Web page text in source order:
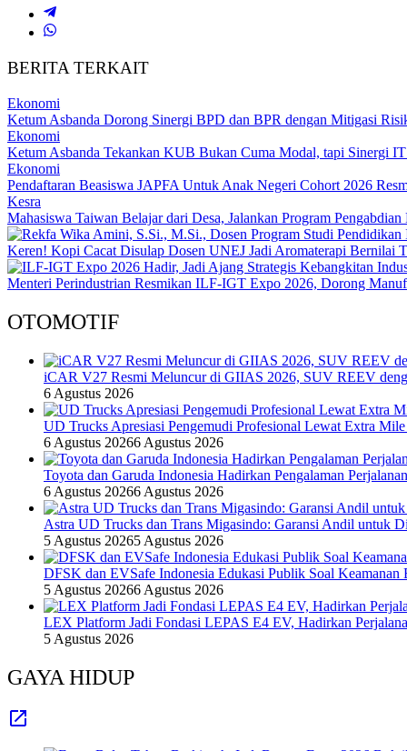
BERITA TERKAIT
Ekonomi
Ketum Asbanda Dorong Sinergi BPD dan BPR dengan Mitigasi
Ekonomi
Ketum Asbanda Tekankan KUB Bukan Cuma Modal, tapi Sinergi
Ekonomi
Pendaftaran Beasiswa JAPFA Untuk Anak Negeri Cohort 2026
Kesra
Mahasiswa Taiwan Belajar dari Desa, Jalankan Program
Keren! Kopi Cacat Disulap Dosen UNEJ Jadi Aromaterapi Bernilai
Menteri Perindustrian Resmikan ILF-IGT Expo 2026, Dorong
OTOMOTIF
iCAR V27 Resmi Meluncur di GIIAS 2026, SUV REEV
6 Agustus 2026
UD Trucks Apresiasi Pengemudi Profesional Lewat Extra
6 Agustus 20266 Agustus 2026
Toyota dan Garuda Indonesia Hadirkan Pengalaman
6 Agustus 20266 Agustus 2026
Astra UD Trucks dan Trans Migasindo: Garansi Andil untuk
5 Agustus 20265 Agustus 2026
DFSK dan EVSafe Indonesia Edukasi Publik Soal
5 Agustus 20266 Agustus 2026
LEX Platform Jadi Fondasi LEPAS E4 EV, Hadirkan
5 Agustus 2026
GAYA HIDUP